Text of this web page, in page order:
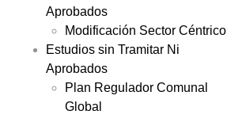
Aprobados
Modificación Sector Céntrico
Estudios sin Tramitar Ni
Aprobados
Plan Regulador Comunal
Global